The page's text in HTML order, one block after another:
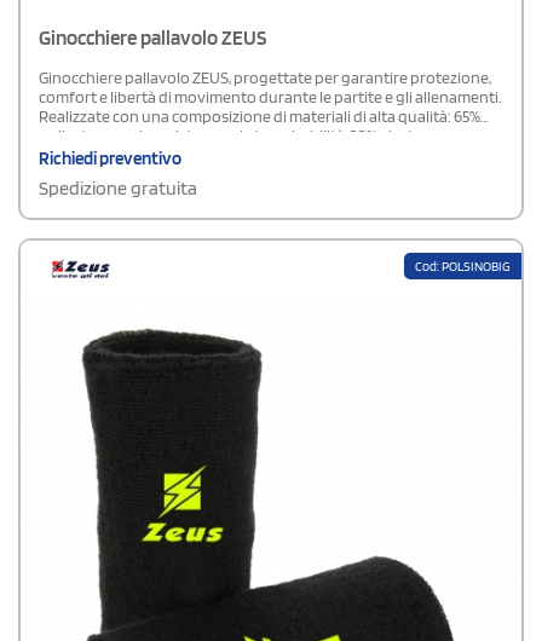
Ginocchiere pallavolo ZEUS
Ginocchiere pallavolo ZEUS, progettate per garantire protezione,
comfort e libertà di movimento durante le partite e gli allenamenti.
Realizzate con una composizione di materiali di alta qualità: 65%
poliestere per la resistenza e la traspirabilità, 20% elastan per una
vestibilità elastica e aderente e 15% poliuretano per un'ottima
urti e impatti, mantenendo la mobilità necessaria.
Richiedi preventivo
Spedizione gratuita
Cod: POLSINOBIG